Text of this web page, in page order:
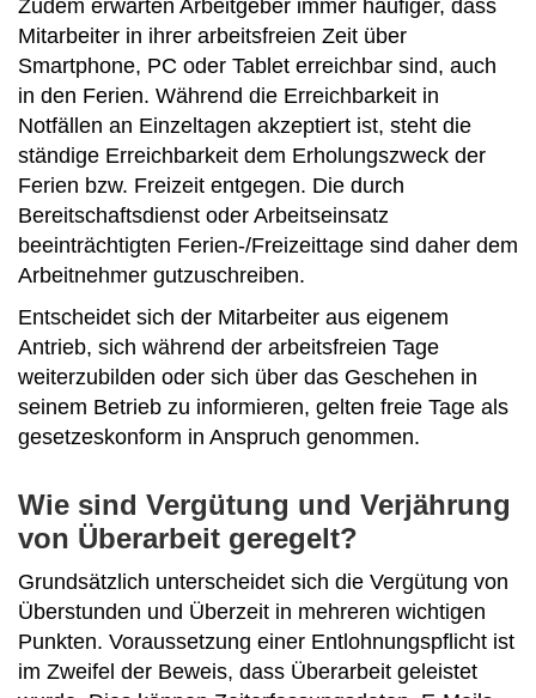
Zudem erwarten Arbeitgeber immer häufiger, dass
Mitarbeiter in ihrer arbeitsfreien Zeit über
Smartphone, PC oder Tablet erreichbar sind, auch
in den Ferien. Während die Erreichbarkeit in
Notfällen an Einzeltagen akzeptiert ist, steht die
ständige Erreichbarkeit dem Erholungszweck der
Ferien bzw. Freizeit entgegen. Die durch
Bereitschaftsdienst oder Arbeitseinsatz
beeinträchtigten Ferien-/Freizeittage sind daher dem
Arbeitnehmer gutzuschreiben.
Entscheidet sich der Mitarbeiter aus eigenem
Antrieb, sich während der arbeitsfreien Tage
weiterzubilden oder sich über das Geschehen in
seinem Betrieb zu informieren, gelten freie Tage als
gesetzeskonform in Anspruch genommen.
Wie sind Vergütung und Verjährung
von Überarbeit geregelt?
Grundsätzlich unterscheidet sich die Vergütung von
Überstunden und Überzeit in mehreren wichtigen
Punkten. Voraussetzung einer Entlohnungspflicht ist
im Zweifel der Beweis, dass Überarbeit geleistet